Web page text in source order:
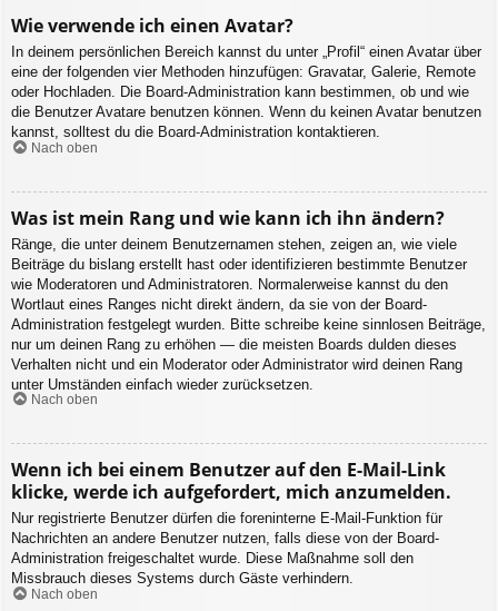
Wie verwende ich einen Avatar?
In deinem persönlichen Bereich kannst du unter „Profil“ einen Avatar über
eine der folgenden vier Methoden hinzufügen: Gravatar, Galerie, Remote
oder Hochladen. Die Board-Administration kann bestimmen, ob und wie
die Benutzer Avatare benutzen können. Wenn du keinen Avatar benutzen
kannst, solltest du die Board-Administration kontaktieren.
Nach oben
Was ist mein Rang und wie kann ich ihn ändern?
Ränge, die unter deinem Benutzernamen stehen, zeigen an, wie viele
Beiträge du bislang erstellt hast oder identifizieren bestimmte Benutzer
wie Moderatoren und Administratoren. Normalerweise kannst du den
Wortlaut eines Ranges nicht direkt ändern, da sie von der Board-
Administration festgelegt wurden. Bitte schreibe keine sinnlosen Beiträge,
nur um deinen Rang zu erhöhen — die meisten Boards dulden dieses
Verhalten nicht und ein Moderator oder Administrator wird deinen Rang
unter Umständen einfach wieder zurücksetzen.
Nach oben
Wenn ich bei einem Benutzer auf den E-Mail-Link
klicke, werde ich aufgefordert, mich anzumelden.
Nur registrierte Benutzer dürfen die foreninterne E-Mail-Funktion für
Nachrichten an andere Benutzer nutzen, falls diese von der Board-
Administration freigeschaltet wurde. Diese Maßnahme soll den
Missbrauch dieses Systems durch Gäste verhindern.
Nach oben